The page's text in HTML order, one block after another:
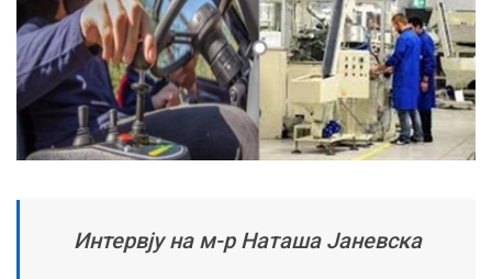
Интервју на м-р Наташа Јаневска